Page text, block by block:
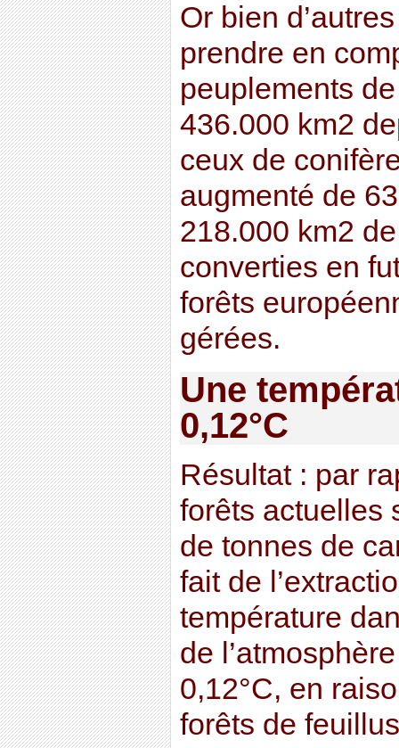
Or bien
prendre en
peuplements
436.000 km2
ceux de
augmenté de
218.000 km2
converties en
forêts
gérées.
Une
0,12°C
Résultat : par
forêts actuelles
de tonnes de
fait de
température
de
0,12°C, en
forêts de